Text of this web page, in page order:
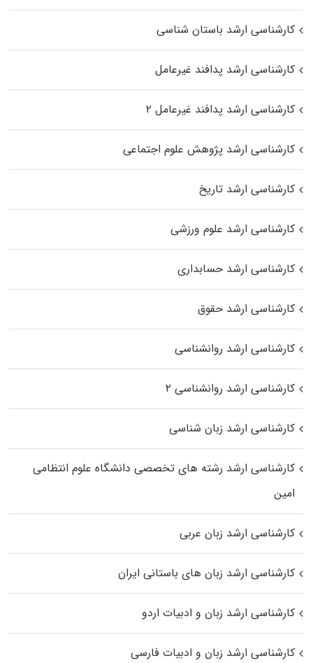
کارشناسی ارشد باستان شناسی
کارشناسی ارشد پدافند غیرعامل
کارشناسی ارشد پدافند غیرعامل ۲
کارشناسی ارشد پژوهش علوم اجتماعی
کارشناسی ارشد تاریخ
کارشناسی ارشد علوم ورزشی
کارشناسی ارشد حسابداری
کارشناسی ارشد حقوق
کارشناسی ارشد روانشناسی
کارشناسی ارشد روانشناسی ۲
کارشناسی ارشد زبان شناسی
کارشناسی ارشد رﺷﺘﻪ ﻫﺎی تخصصی داﻧﺸﮕﺎه ﻋﻠﻮم انتظامی
اﻣﻴﻦ
کارشناسی ارشد زبان عربی
کارشناسی ارشد زبان‌ های باستانی ایران
کارشناسی ارشد زبان و ادبیات اردو
کارشناسی ارشد زبان و ادبیات فارسی